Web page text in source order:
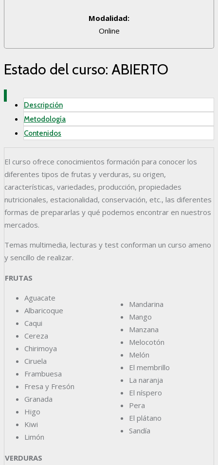
Modalidad:
Online
Estado del curso: ABIERTO
Descripción
Metodología
Contenidos
El curso ofrece conocimientos formación para conocer los
diferentes tipos de frutas y verduras, su origen,
características, variedades, producción, propiedades
nutricionales, estacionalidad, conservación, etc., las diferentes
formas de prepararlas y qué podemos encontrar en nuestros
mercados.
Temas multimedia, lecturas y test conforman un curso ameno
y sencillo de realizar.
FRUTAS
Aguacate
Albaricoque
Caqui
Cereza
Chirimoya
Ciruela
Frambuesa
Fresa y Fresón
Granada
Higo
Kiwi
Limón
Mandarina
Mango
Manzana
Melocotón
Melón
El membrillo
La naranja
El níspero
Pera
El plátano
Sandía
VERDURAS